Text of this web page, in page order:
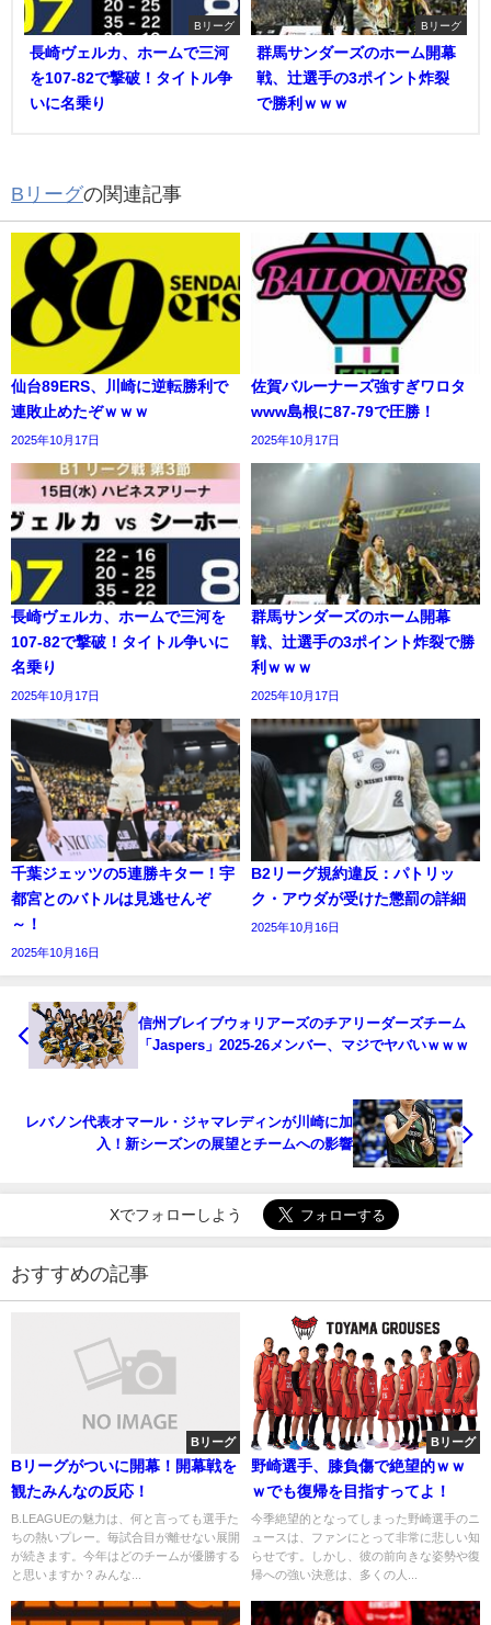
Bリーグ
長崎ヴェルカ、ホームで三河
を107-82で撃破！タイトル争
いに名乗り
Bリーグ
群馬サンダーズのホーム開幕
戦、辻選手の3ポイント炸裂
で勝利ｗｗｗ
Bリーグの関連記事
仙台89ERS、川崎に逆転勝利で
連敗止めたぞｗｗｗ
2025年10月17日
佐賀バルーナーズ強すぎワロタ
www島根に87-79で圧勝！
2025年10月17日
長崎ヴェルカ、ホームで三河を
107-82で撃破！タイトル争いに
名乗り
2025年10月17日
群馬サンダーズのホーム開幕
戦、辻選手の3ポイント炸裂で勝
利ｗｗｗ
2025年10月17日
千葉ジェッツの5連勝キター！宇
都宮とのバトルは見逃せんぞ
～！
2025年10月16日
B2リーグ規約違反：パトリッ
ク・アウダが受けた懲罰の詳細
2025年10月16日
信州ブレイブウォリアーズのチアリーダーズチーム
「Jaspers」2025-26メンバー、マジでヤバいｗｗｗ
レバノン代表オマール・ジャマレディンが川崎に加
入！新シーズンの展望とチームへの影響
Xでフォローしよう
おすすめの記事
Bリーグ
Bリーグがついに開幕！開幕戦を
観たみんなの反応！
B.LEAGUEの魅力は、何と言っても選手た
ちの熱いプレー。毎試合目が離せない展開
が続きます。今年はどのチームが優勝する
と思いますか？みんな...
Bリーグ
野崎選手、膝負傷で絶望的ｗｗ
ｗでも復帰を目指すってよ！
今季絶望的となってしまった野崎選手のニ
ュースは、ファンにとって非常に悲しい知
らせです。しかし、彼の前向きな姿勢や復
帰への強い決意は、多くの人...